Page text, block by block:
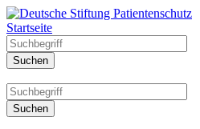
Startseite